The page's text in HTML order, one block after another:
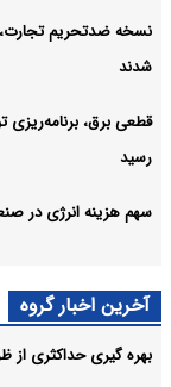
نسخه ضدتحریم
شدند
رسید
سهم هزینه انرژی در صنعت
آخرین اخبار گروه
بهره گیری حداکثری از